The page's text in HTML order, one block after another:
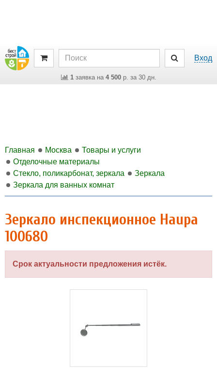
Вход
1заявка на 4 500р. за 30 дн.
Главная Москва
Товары и услуги
Отделочные материалы
Стекло, поликарбонат, зеркала
Зеркала
Зеркала для ванных комнат
Зеркало инспекционное Haupa
100680
Срок актуальности предложения истёк.